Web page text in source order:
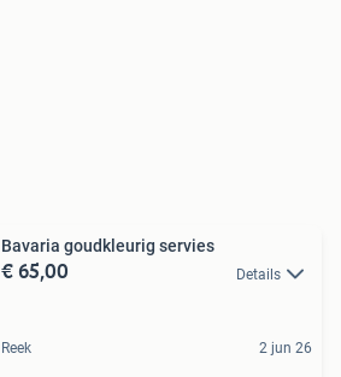
Bavaria goudkleurig servies
€ 65,00 Details
Reek 2 jun 26